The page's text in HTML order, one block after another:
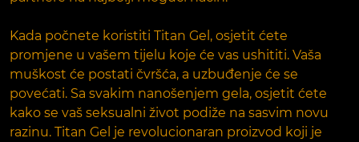
Kada počnete koristiti Titan Gel, osjetit ćete
promjene u vašem tijelu koje će vas ushititi. Vaša
muškost će postati čvršća, a uzbuđenje će se
povećati. Sa svakim nanošenjem gela, osjetit ćete
kako se vaš seksualni život podiže na sasvim novu
razinu. Titan Gel je revolucionaran proizvod koji je